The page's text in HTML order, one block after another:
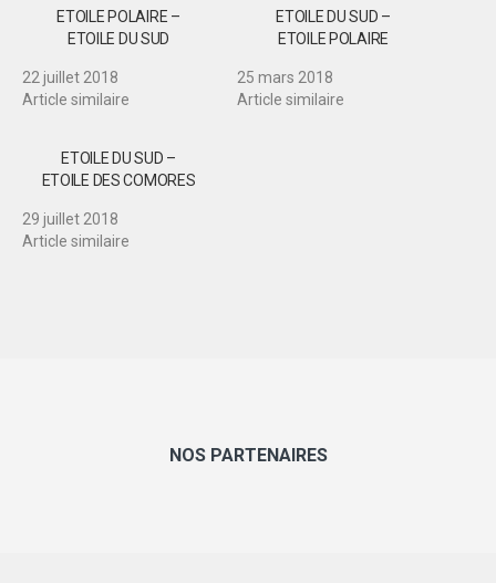
ETOILE POLAIRE –
ETOILE DU SUD
22 juillet 2018
Article similaire
ETOILE DU SUD –
ETOILE POLAIRE
25 mars 2018
Article similaire
ETOILE DU SUD –
ETOILE DES COMORES
29 juillet 2018
Article similaire
NOS PARTENAIRES